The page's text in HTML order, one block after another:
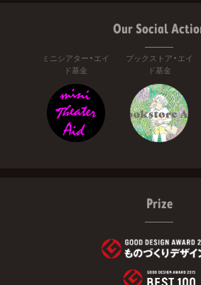
Our Social
ミニシアター・エイ
ド基金
ブックストア・エイ
ド基金
Prize